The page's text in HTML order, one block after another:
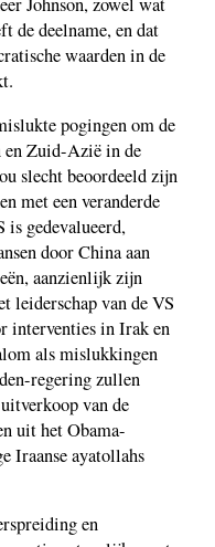
de deelname, en dat
waarden in de
pogingen om de
en Zuid-Azië in de
slecht beoordeeld zijn
met een veranderde
is gedevalueerd,
door China aan
aanzienlijk zijn
leiderschap van de VS
interventies in Irak en
als mislukkingen
regering zullen
van de
uit het Obama-
Iraanse ayatollahs
en